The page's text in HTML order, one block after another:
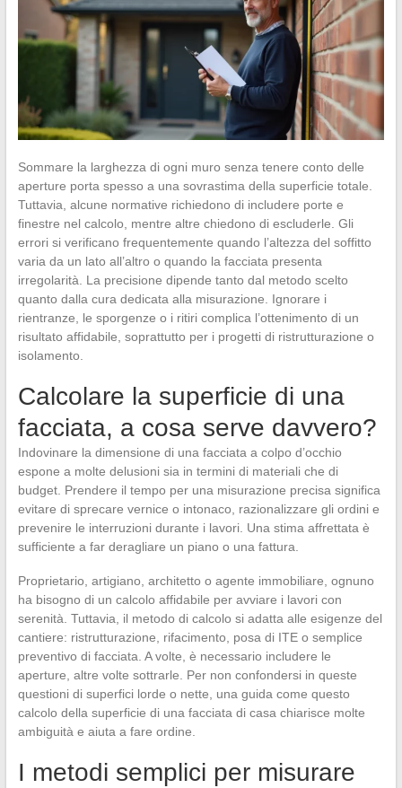
Sommare la larghezza di ogni muro senza tenere conto delle
aperture porta spesso a una sovrastima della superficie totale.
Tuttavia, alcune normative richiedono di includere porte e
finestre nel calcolo, mentre altre chiedono di escluderle. Gli
errori si verificano frequentemente quando l’altezza del soffitto
varia da un lato all’altro o quando la facciata presenta
irregolarità. La precisione dipende tanto dal metodo scelto
quanto dalla cura dedicata alla misurazione. Ignorare i
rientranze, le sporgenze o i ritiri complica l’ottenimento di un
risultato affidabile, soprattutto per i progetti di ristrutturazione o
isolamento.
Calcolare la superficie di una
facciata, a cosa serve davvero?
Indovinare la dimensione di una facciata a colpo d’occhio
espone a molte delusioni sia in termini di materiali che di
budget. Prendere il tempo per una misurazione precisa significa
evitare di sprecare vernice o intonaco, razionalizzare gli ordini e
prevenire le interruzioni durante i lavori. Una stima affrettata è
sufficiente a far deragliare un piano o una fattura.
Proprietario, artigiano, architetto o agente immobiliare, ognuno
ha bisogno di un calcolo affidabile per avviare i lavori con
serenità. Tuttavia, il metodo di calcolo si adatta alle esigenze del
cantiere: ristrutturazione, rifacimento, posa di ITE o semplice
preventivo di facciata. A volte, è necessario includere le
aperture, altre volte sottrarle. Per non confondersi in queste
questioni di superfici lorde o nette, una guida come questo
calcolo della superficie di una facciata di casa chiarisce molte
ambiguità e aiuta a fare ordine.
I metodi semplici per misurare